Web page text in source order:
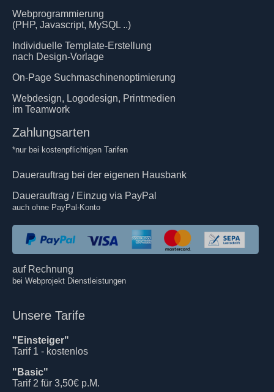
Webprogrammierung
(PHP, Javascript, MySQL ..)
Individuelle Template-Erstellung
nach Design-Vorlage
On-Page Suchmaschinenoptimierung
Webdesign, Logodesign, Printmedien
im Teamwork
Zahlungsarten
*nur bei kostenpflichtigen Tarifen
Dauerauftrag bei der eigenen Hausbank
Dauerauftrag / Einzug via PayPal
auch ohne PayPal-Konto
auf Rechnung
bei Webprojekt Dienstleistungen
Unsere Tarife
"Einsteiger"
Tarif 1 - kostenlos
"Basic"
Tarif 2 für 3,50€ p.M.